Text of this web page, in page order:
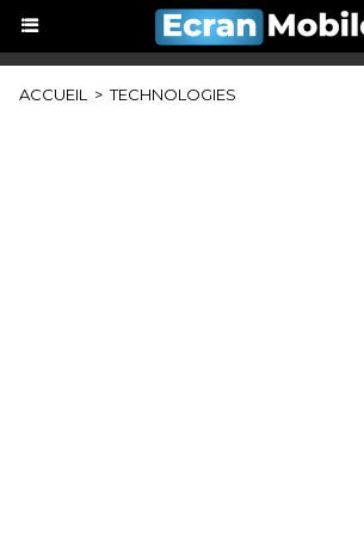
ACCUEIL > TECHNOLOGIES